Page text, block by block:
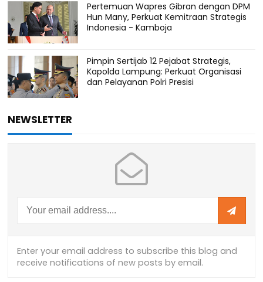
Pertemuan Wapres Gibran dengan DPM
Hun Many, Perkuat Kemitraan Strategis
Indonesia - Kamboja
Pimpin Sertijab 12 Pejabat Strategis,
Kapolda Lampung: Perkuat Organisasi
dan Pelayanan Polri Presisi
NEWSLETTER